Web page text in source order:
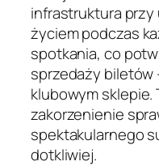
infrastruktura przy
życiem podczas
spotkania, co
sprzedaży biletów
klubowym sklepie.
zakorzenienie
spektakularnego
dotkliwiej.